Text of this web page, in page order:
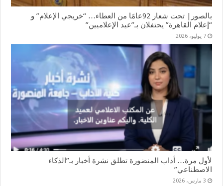
بالصور| تحت شعار 92عامًا من العطاء… “خريجي الإعلام” و
“إعلام القاهرة” يحتفلان بـ”عيد الإعلاميين”
7 يوليو، 2026
لأول مرة… أداب المنضورة تطلق نشرة أخبار بـ”الذكاء
الاصطناعي”
3 مارس، 2026